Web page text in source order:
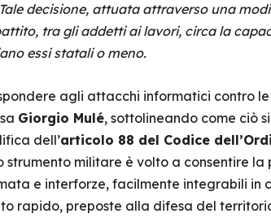
decisione, attuata attraverso una
tra gli addetti ai lavori, circa la
essi statali o meno.
agli attacchi informatici contro
Giorgio Mulé, sottolineando come ciò
dell’articolo 88 del Codice
strumento militare è volto a consentire la
e interforze, facilmente integrabili in
rapido, preposte alla difesa del